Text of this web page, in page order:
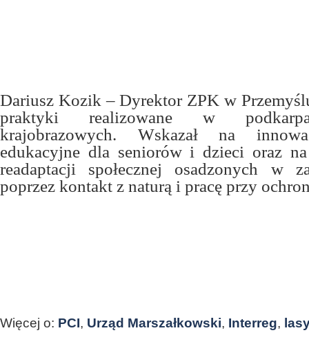
Dariusz Kozik – Dyrektor ZPK w
praktyki realizowane w
krajobrazowych. Wskazał na
edukacyjne dla seniorów i dzieci oraz
readaptacji społecznej osadzonych w
poprzez kontakt z naturą i pracę przy
Więcej o: PCI, Urząd Marszałkowski, Interreg,